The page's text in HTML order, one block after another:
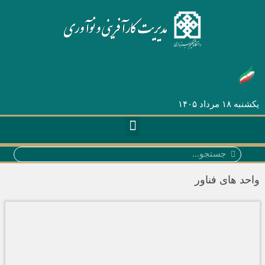
یکشنبه ۱۸ مرداد ۱۴۰۵
های فناور